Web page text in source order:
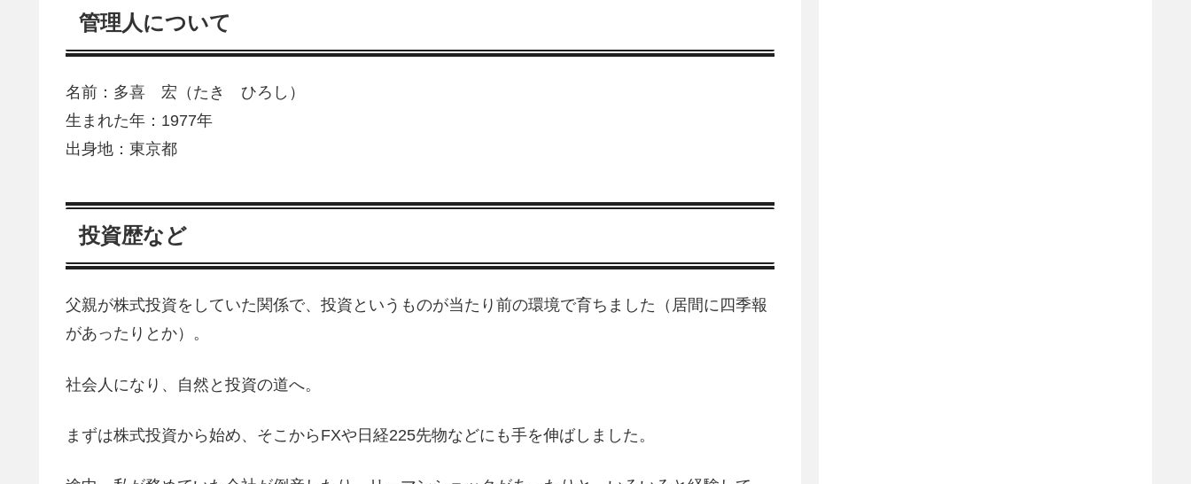
管理人について
名前：多喜 宏（たき ひろし）
生まれた年：1977年
出身地：東京都
投資歴など
父親が株式投資をしていた関係で、投資というものが当たり前の環境で育ちました（居間に四季報
があったりとか）。
社会人になり、自然と投資の道へ。
まずは株式投資から始め、そこからFXや日経225先物などにも手を伸ばしました。